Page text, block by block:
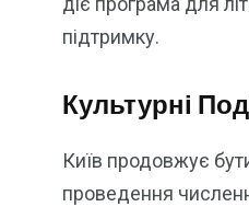
підтримку.
Культурні
Київ продовжує
проведення